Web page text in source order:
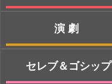
演劇
セレブ＆ゴシップ